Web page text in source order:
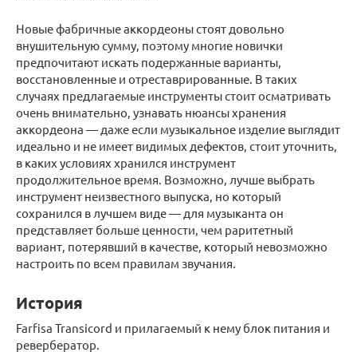
Новые фабричные аккордеоны стоят довольно
внушительную сумму, поэтому многие новички
предпочитают искать подержанные варианты,
восстановленные и отреставрированные. В таких
случаях предлагаемые инструменты стоит осматривать
очень внимательно, узнавать нюансы хранения
аккордеона — даже если музыкальное изделие выглядит
идеально и не имеет видимых дефектов, стоит уточнить,
в каких условиях хранился инструмент
продолжительное время. Возможно, лучше выбрать
инструмент неизвестного выпуска, но который
сохранился в лучшем виде — для музыканта он
представляет больше ценности, чем раритетный
вариант, потерявший в качестве, который невозможно
настроить по всем правилам звучания.
История
Farfisa Transicord и прилагаемый к нему блок питания и
ревербератор.